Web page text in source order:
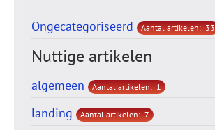
Ongecategoriseerd Aantal artikelen: 33
Nuttige artikelen
algemeen Aantal artikelen: 1
landing Aantal artikelen: 7